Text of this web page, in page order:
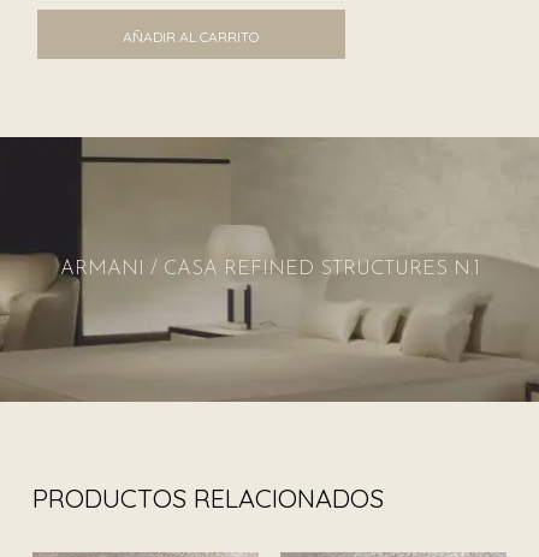
AÑADIR AL CARRITO
ARMANI / CASA REFINED STRUCTURES N.1
PRODUCTOS RELACIONADOS